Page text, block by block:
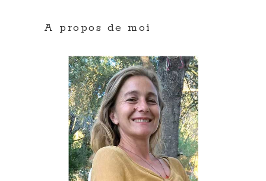
A propos de moi